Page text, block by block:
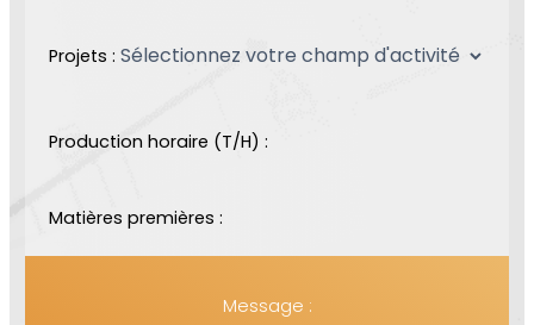
Projets :
Production horaire (T/H) :
Matières premières :
Message :